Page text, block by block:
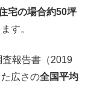
宅の場合約50坪
す。
報告書（2019
広さの全国平均